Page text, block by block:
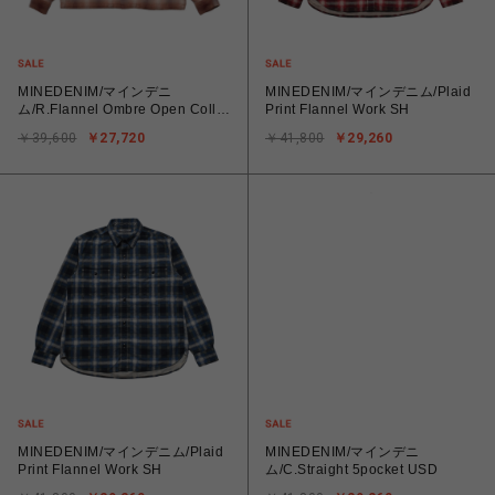
MINEDENIM/マインデニ
ム/R.Flannel Ombre Open Collar
￥27,720
￥39,600
MINEDENIM/マインデニム/Plaid
Print Flannel Work SH
￥29,260
￥41,800
MINEDENIM/マインデニム/Plaid
Print Flannel Work SH
MINEDENIM/マインデニ
ム/C.Straight 5pocket USD